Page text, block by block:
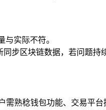
实际不符。
步区块链数据，若问题持
需熟稔钱包功能、交易平